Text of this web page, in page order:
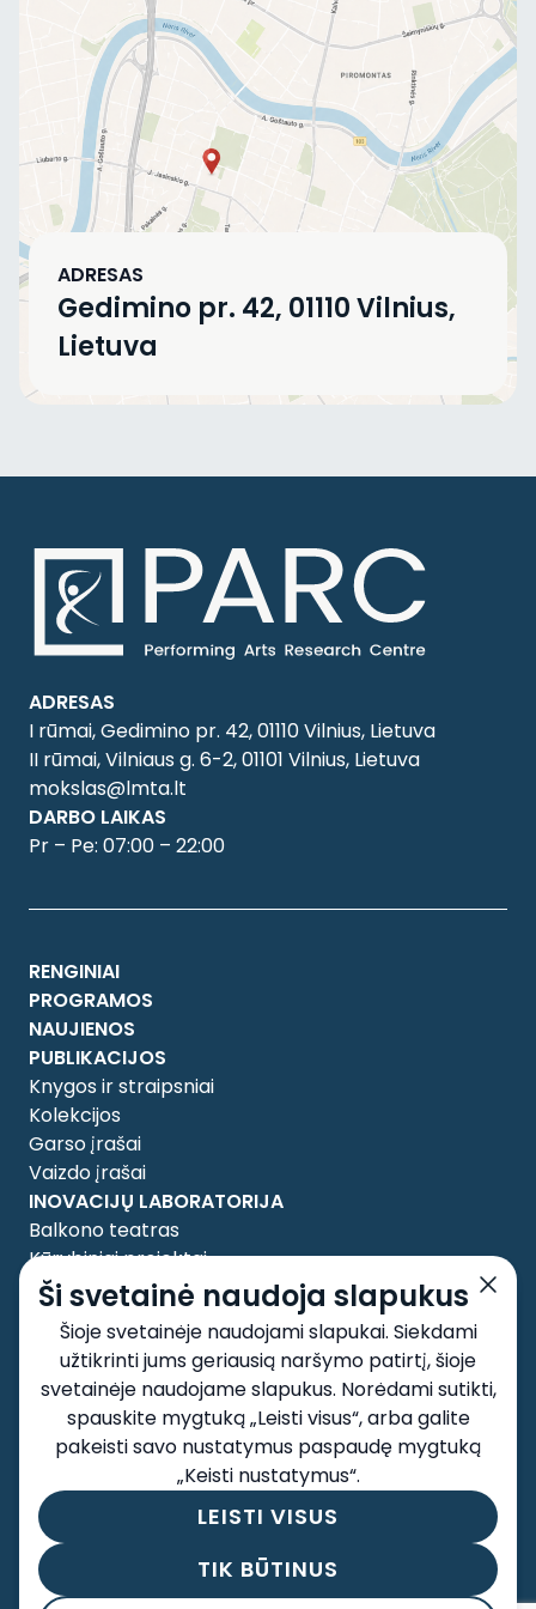
ADRESAS
Gedimino pr. 42, 01110 Vilnius,
Lietuva
Ši svetainė naudoja slapukus
Šioje svetainėje naudojami slapukai. Siekdami
užtikrinti jums geriausią naršymo patirtį, šioje
svetainėje naudojame slapukus. Norėdami sutikti,
spauskite mygtuką „Leisti visus“, arba galite
pakeisti savo nustatymus paspaudę mygtuką
„Keisti nustatymus“.
LEISTI VISUS
TIK BŪTINUS
ADRESAS
I rūmai, Gedimino pr. 42, 01110 Vilnius, Lietuva
II rūmai, Vilniaus g. 6-2, 01101 Vilnius, Lietuva
mokslas@lmta.lt
DARBO LAIKAS
Pr – Pe: 07:00 – 22:00
RENGINIAI
PROGRAMOS
NAUJIENOS
PUBLIKACIJOS
Knygos ir straipsniai
Kolekcijos
Garso įrašai
Vaizdo įrašai
INOVACIJŲ LABORATORIJA
Balkono teatras
Kūrybiniai projektai
APIE MUS
Tyrėjai
Taryba
Kontaktai
SOCIALINIAI TINKLAI
Taisyklės ir sąlygos
Privatumo politika
Autorių teisės 2026 © Excellence Project. Visos